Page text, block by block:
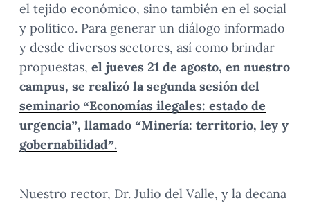
el tejido económico, sino también en el social
y político. Para generar un diálogo informado
y desde diversos sectores, así como brindar
propuestas, el jueves 21 de agosto, en nuestro
campus, se realizó la segunda sesión del
seminario “Economías ilegales: estado de
urgencia”, llamado “Minería: territorio, ley y
gobernabilidad”.
Nuestro rector, Dr. Julio del Valle, y la decana